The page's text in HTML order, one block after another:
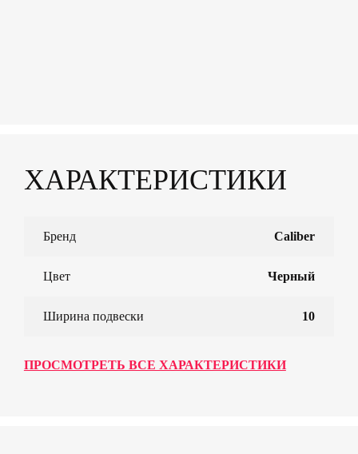
ХАРАКТЕРИСТИКИ
Бренд Caliber
Цвет Черный
Ширина подвески 10
ПРОСМОТРЕТЬ ВСЕ ХАРАКТЕРИСТИКИ